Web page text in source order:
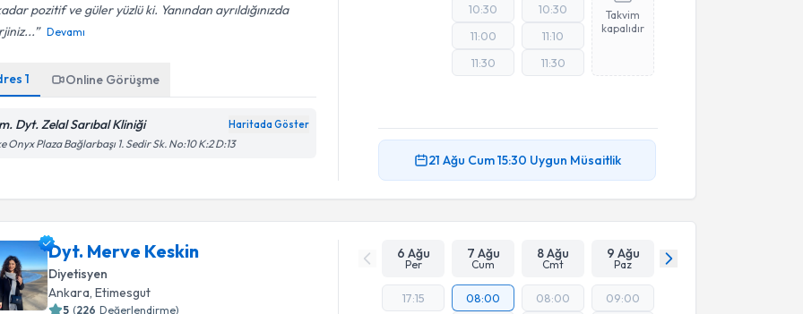
pozitif ve güler yüzlü ki. Yanından ayrıldığınızda
Devamı
1 Online Görüşme
Dyt. Zelal Sarıbal Kliniği Haritada Göster
Onyx Plaza Bağlarbaşı 1. Sedir Sk. No:10 K:2 D:13
10:30
11:00
11:30
10:30
11:10
11:30
Takvim
kapalıdır
21 Ağu Cum15:30 Uygun Müsaitlik
Dyt. Merve Keskin
Diyetisyen
Ankara , Etimesgut
5 (226 Değerlendirme)
6 Ağu
Per
7 Ağu
Cum
8 Ağu
Cmt
9 Ağu
Paz
17:15
08:00
08:00
09:00